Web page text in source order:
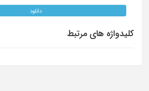
دانلود
کلیدواژه های مرتبط